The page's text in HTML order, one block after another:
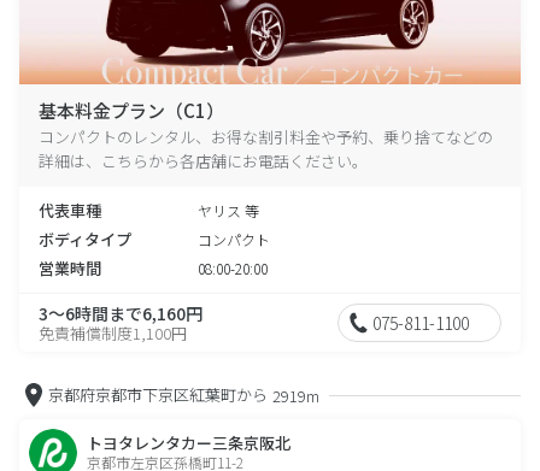
基本料金プラン（C1）
コンパクトのレンタル、お得な割引料金や予約、乗り捨てなどの
詳細は、こちらから各店舗にお電話ください。
代表車種 ヤリス 等
ボディタイプ コンパクト
営業時間 08:00-20:00
3～6時間まで6,160円
免責補償制度1,100円 075-811-1100
京都府京都市下京区紅葉町から 2919m
トヨタレンタカー三条京阪北
京都市左京区孫橋町11-2